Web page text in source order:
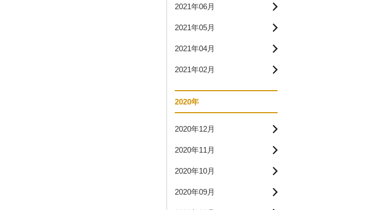
2021年06月
2021年05月
2021年04月
2021年02月
2020年
2020年12月
2020年11月
2020年10月
2020年09月